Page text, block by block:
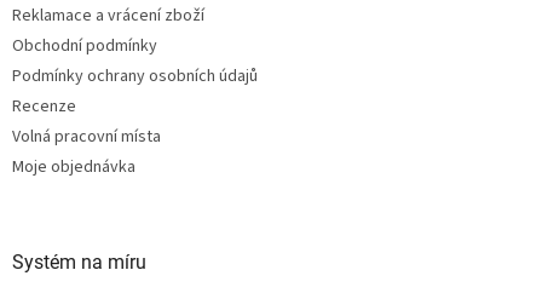
Reklamace a vrácení zboží
Obchodní podmínky
Podmínky ochrany osobních údajů
Recenze
Volná pracovní místa
Moje objednávka
Systém na míru